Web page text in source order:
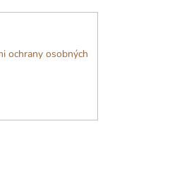
ochrany osobných